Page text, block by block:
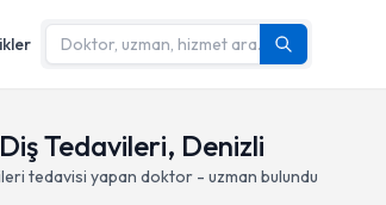
Tedavileri, Denizli
tedavisi yapan doktor - uzman bulundu